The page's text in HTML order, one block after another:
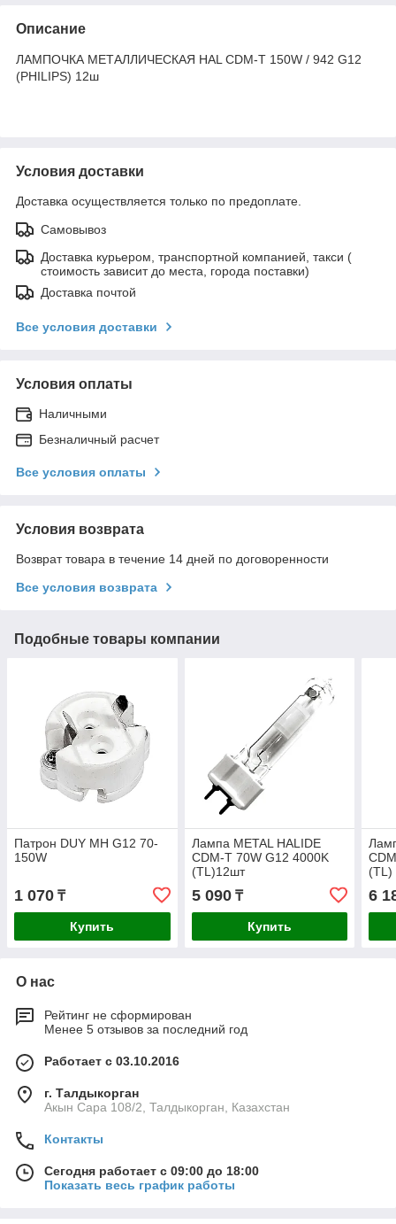
Описание
ЛАМПОЧКА МЕТАЛЛИЧЕСКАЯ HAL CDM-T 150W / 942 G12
(PHILIPS) 12ш
Условия доставки
Доставка осуществляется только по предоплате.
Самовывоз
Доставка курьером, транспортной компанией, такси (
стоимость зависит до места, города поставки)
Доставка почтой
Все условия доставки
Условия оплаты
Наличными
Безналичный расчет
Все условия оплаты
Условия возврата
Возврат товара в течение 14 дней по договоренности
Все условия возврата
Подобные товары компании
Патрон DUY MH G12 70-
150W
1 070 ₸
Купить
Лампа METAL HALIDE
CDM-T 70W G12 4000K
(TL)12шт
5 090₸
Купить
(TL)
6
О нас
Рейтинг не сформирован
Менее 5 отзывов за последний год
Работает с 03.10.2016
г. Талдыкорган
Акын Сара 108/2, Талдыкорган, Казахстан
Контакты
Сегодня работает с 09:00 до 18:00
Показать весь график работы